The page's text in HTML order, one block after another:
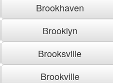
Brookhaven
Brooklyn
Brooksville
Brookville